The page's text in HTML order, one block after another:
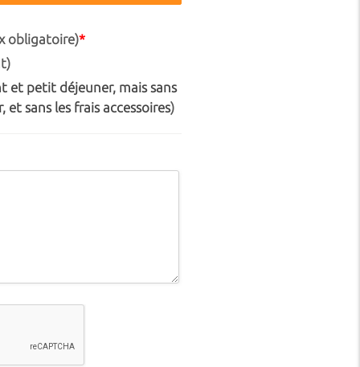
obligatoire)*
et petit déjeuner, mais sans
et sans les frais accessoires)